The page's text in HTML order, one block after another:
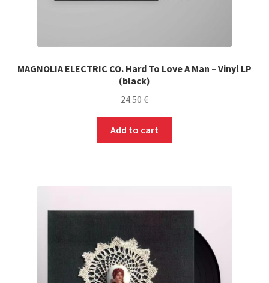
MAGNOLIA ELECTRIC CO. Hard To Love A Man – Vinyl LP
(black)
24.50 €
Add to cart